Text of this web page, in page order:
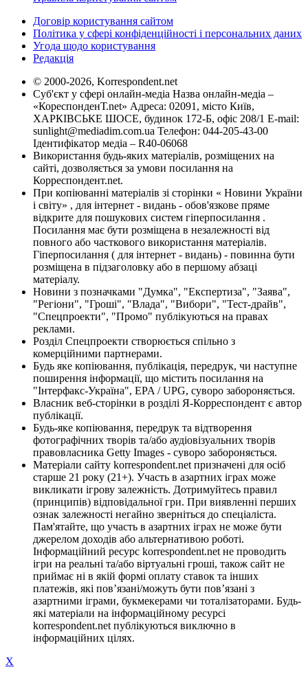
Договір користування сайтом
Політика у сфері конфіденційності і персональних даних
Угода щодо користування
Редакція
© 2000-2026, Korrespondent.net
Суб'єкт у сфері онлайн-медіа Назва онлайн-медіа –
«КореспонденТ.net» Адреса: 02091, місто Київ,
ХАРКІВСЬКЕ ШОСЕ, будинок 172-Б, офіс 208/1 E-mail:
sunlight@mediadim.com.ua Телефон: 044-205-43-00
Ідентифікатор медіа – R40-06068
Використання будь-яких матеріалів, розміщених на
сайті, дозволяється за умови посилання на
Корреспондент.net.
При копіюванні матеріалів зі сторінки « Новини України
і світу» , для інтернет - видань - обов'язкове пряме
відкрите для пошукових систем гіперпосилання .
Посилання має бути розміщена в незалежності від
повного або часткового використання матеріалів.
Гіперпосилання ( для інтернет - видань) - повинна бути
розміщена в підзаголовку або в першому абзаці
матеріалу.
Новини з позначками "Думка", "Експертиза", "Заява",
"Регіони", "Гроші", "Влада", "Вибори", "Тест-драйв",
"Спецпроекти", "Промо" публікуються на правах
реклами.
Розділ Спецпроекти створюється спільно з
комерційними партнерами.
Будь яке копіювання, публікація, передрук, чи наступне
поширення інформації, що містить посилання на
"Інтерфакс-Україна", EPA / UPG, суворо забороняється.
Власник веб-сторінки в розділі Я-Корреспондент є автор
публікації.
Будь-яке копіювання, передрук та відтворення
фотографічних творів та/або аудіовізуальних творів
правовласника Getty Images - суворо забороняється.
Матеріали сайту korrespondent.net призначені для осіб
старше 21 року (21+). Участь в азартних іграх може
викликати ігрову залежність. Дотримуйтесь правил
(принципів) відповідальної гри. При виявленні перших
ознак залежності негайно зверніться до спеціаліста.
Пам'ятайте, що участь в азартних іграх не може бути
джерелом доходів або альтернативою роботі.
Інформаційний ресурс korrespondent.net не проводить
ігри на реальні та/або віртуальні гроші, також сайт не
приймає ні в якій формі оплату ставок та інших
платежів, які пов’язані/можуть бути пов’язані з
азартними іграми, букмекерами чи тоталізаторами. Будь-
які матеріали на інформаційному ресурсі
korrespondent.net публікуються виключно в
інформаційних цілях.
X